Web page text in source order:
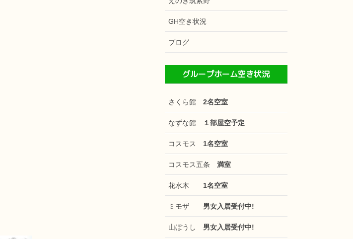
GH空き状況
ブログ
グループホーム空き状況
さくら館 2名空室
なずな館 １部屋空予定
コスモス 1名空室
コスモス五条 満室
花水木 1名空室
ミモザ 男女入居受付中!
山ぼうし 男女入居受付中!